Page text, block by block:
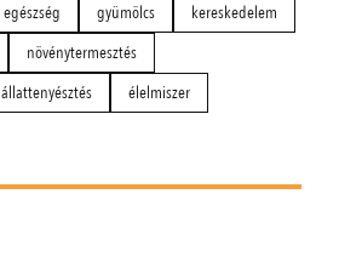
egészség gyümölcs
kereskedelem
növénytermesztés
állattenyésztés élelmiszer